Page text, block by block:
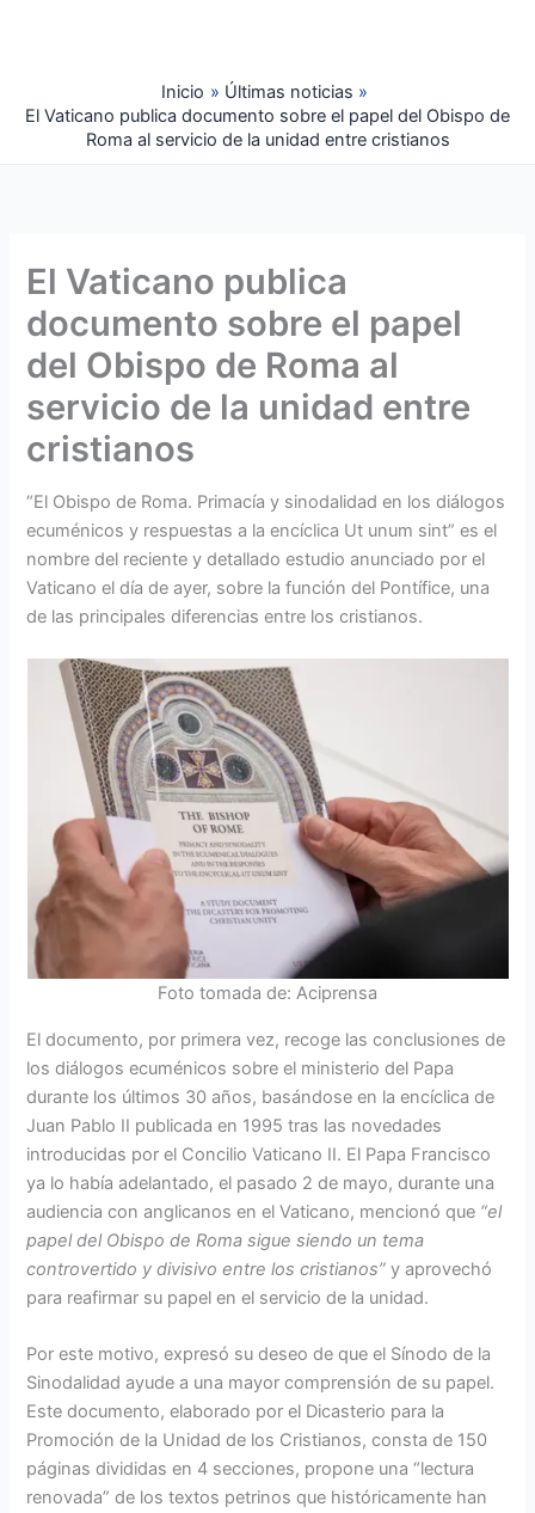
Inicio
Últimas noticias
El Vaticano publica documento sobre el papel del Obispo de
Roma al servicio de la unidad entre cristianos
El Vaticano publica
documento sobre el papel
del Obispo de Roma al
servicio de la unidad entre
cristianos
“El Obispo de Roma. Primacía y sinodalidad en los diálogos
ecuménicos y respuestas a la encíclica Ut unum sint” es el
nombre del reciente y detallado estudio anunciado por el
Vaticano el día de ayer, sobre la función del Pontífice, una
de las principales diferencias entre los cristianos.
Foto tomada de: Aciprensa
El documento, por primera vez, recoge las conclusiones de
los diálogos ecuménicos sobre el ministerio del Papa
durante los últimos 30 años, basándose en la encíclica de
Juan Pablo II publicada en 1995 tras las novedades
introducidas por el Concilio Vaticano II. El Papa Francisco
ya lo había adelantado, el pasado 2 de mayo, durante una
audiencia con anglicanos en el Vaticano, mencionó que “el
papel del Obispo de Roma sigue siendo un tema
controvertido y divisivo entre los cristianos” y aprovechó
para reafirmar su papel en el servicio de la unidad.
Por este motivo, expresó su deseo de que el Sínodo de la
Sinodalidad ayude a una mayor comprensión de su papel.
Este documento, elaborado por el Dicasterio para la
Promoción de la Unidad de los Cristianos, consta de 150
páginas divididas en 4 secciones, propone una “lectura
renovada” de los textos petrinos que históricamente han